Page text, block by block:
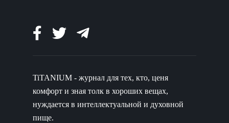
TiTANIUM - журнал для тех, кто, ценя
комфорт и зная толк в хороших вещах,
нуждается в интеллектуальной и духовной
пище.